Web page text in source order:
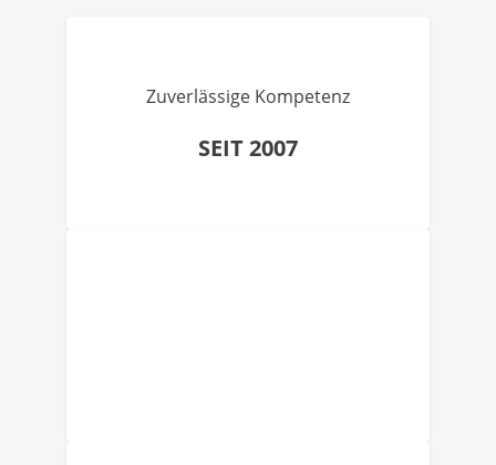
Zuverlässige Kompetenz
SEIT 2007